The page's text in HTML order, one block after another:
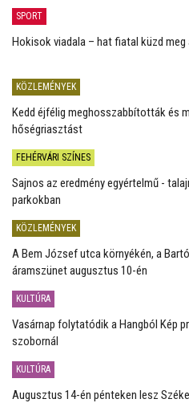
SPORT
Hokisok viadala – hat fiatal küzd
KÖZLEMÉNYEK
Kedd éjfélig meghosszabbították és
hőségriasztást
FEHÉRVÁRI SZÍNES
Sajnos az eredmény egyértelmű -
parkokban
KÖZLEMÉNYEK
A Bem József utca környékén, a
áramszünet augusztus 10-én
KULTÚRA
Vasárnap folytatódik a Hangból Kép
szobornál
KULTÚRA
Augusztus 14-én pénteken lesz